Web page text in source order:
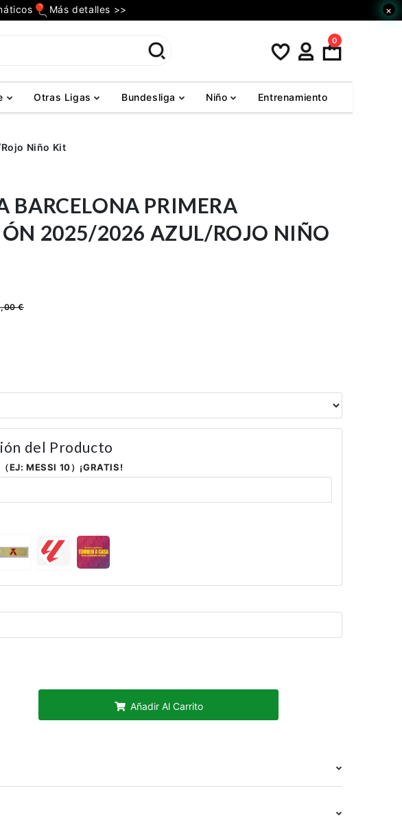
Más detalles >> ×
0
Otras Ligas Bundesliga Niño Entrenamiento
Niño Kit
BARCELONA PRIMERA
2025/2026 AZUL/ROJO NIÑO
€
del Producto
EJ: MESSI 10）¡GRATIS!
Añadir Al Carrito